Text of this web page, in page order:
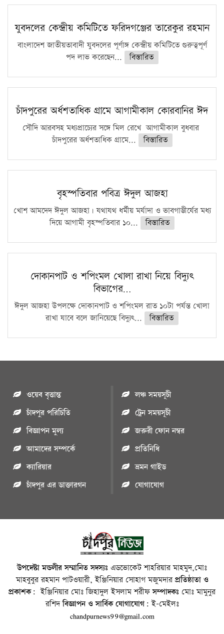
সারা দেশে বজ্রাঘাতে ১৪ জনের প্রাণহানি
কঠোর হচ্ছে এসএসসি ও এইচএসসি পরীক্ষা
ফরিদগঞ্জে আগুনে পুড়লো ৬ ব্যবসা প্রতিষ্ঠান
যুবদলের কেন্দ্রীয় কমিটিতে ফরিদগঞ্জের তারেকুর রহমান
বাংলাদেশ জাতীয়তাবাদী যুবদলের পূর্ণাঙ্গ কেন্দ্রীয় কমিটিতে গুরুত্বপূর্ণ
পদ লাভ করেছেন...
বিস্তারিত
চাঁদপুরের অর্ধশতাধিক গ্রামে আগামীকাল কোরবানির ঈদ
সৌদি আরবসহ মধ্যপ্রাচ্যের সঙ্গে মিল রেখে আগামীকাল বুধবার
চাঁদপুরের অর্ধশতাধিক গ্রামে...
বিস্তারিত
বৃহস্পতিবার পবিত্র ঈদুল আজহা
খোশ আমদেদ ঈদুল আজহা। যথাযথ ধর্মীয় মর্যাদা ও ভাবগাম্ভীর্যের মধ্য
দিয়ে আগামী বৃহস্পতিবার ১০...
বিস্তারিত
দোকানপাট ও শপিংমল খোলা রাখা নিয়ে বিদ্যুৎ
বিভাগের…
ঈদুল আজহা উপলক্ষে দোকানপাট ও শপিংমল রাত ১০টা পর্যন্ত খোলা
রাখা যাবে বলে জানিয়েছে বিদ্যুৎ...
বিস্তারিত
ওয়েব বৃত্তান্ত
চাঁদপুর পরিচিতি
বিজ্ঞাপন মুল্য
আমাদের সম্পর্কে
ক্যারিয়ার
চাঁদপুর এর ডাক্তারগন
লঞ্চ সময়সূচী
ট্রেন সময়সূচী
জরুরী ফোন নম্বর
প্রতিনিধি
ভ্রমন গাইড
যোগাযোগ
উপদেষ্টা মন্ডলীর সম্মানিত সদস্যঃ এডভোকেট শাহরিয়ার মাহমুদ,মোঃ
মাহবুবুর রহমান পাটওয়ারী, ইঞ্জিনিয়ার সোহাগ মজুমদারপ্রতিষ্ঠাতা ও
প্রকাশক: ইঞ্জিনিয়ার মোঃ জিহাদুল ইসলাম শরীফসম্পাদকঃ মোঃ মামুনুর
রশিদবিজ্ঞাপন ও সার্বিক যোগাযোগ: ই-মেইলঃ
chandpurnews99@gmail.com